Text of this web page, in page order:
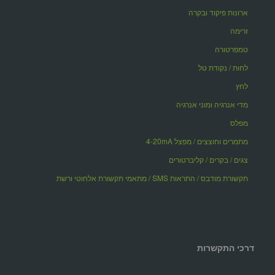
ארונות פיקוד ובקרה
זרימה
טמפרטורה
לחות / נקודת טל
לחץ
מדי אנרגיה ומוני אנרגיה
מפלס
מתמרים וחוצצים / מפצל 4-20mA
צגים / בקרים / קליברטורים
תקשורת מודבס / התראות SMS / מתאמי תקשורת אלחוטי ורשת
דרכי התקשרות